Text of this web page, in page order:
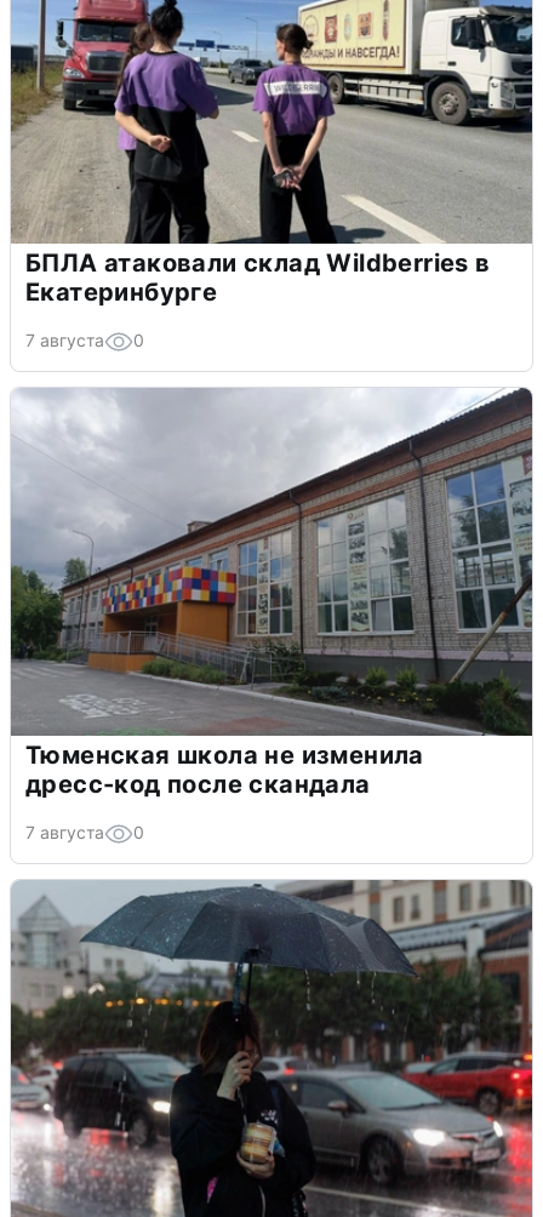
БПЛА атаковали склад Wildberries в
Екатеринбурге
7 августа 0
Тюменская школа не изменила
дресс-код после скандала
7 августа 0